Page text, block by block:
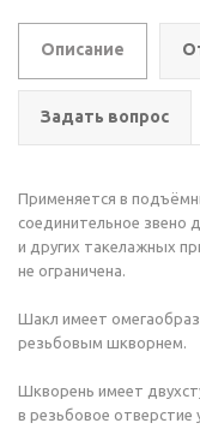
Описание
Задать вопрос
Применяется в
соединительное звено
и других такелажных
не ограничена.
Шакл имеет
резьбовым шкворнем.
Шкворень имеет
в резьбовое отверстие